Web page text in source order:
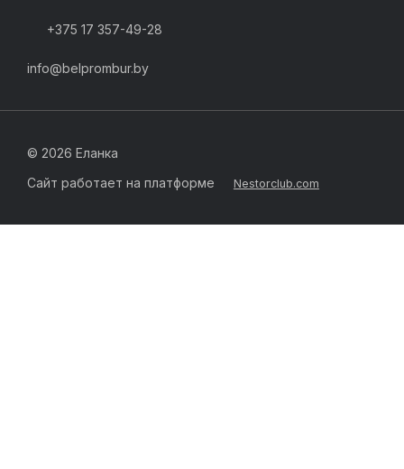
+375 17 357-49-28
info@belprombur.by
© 2026 Еланка
Сайт работает на платформе
Nestorclub.com